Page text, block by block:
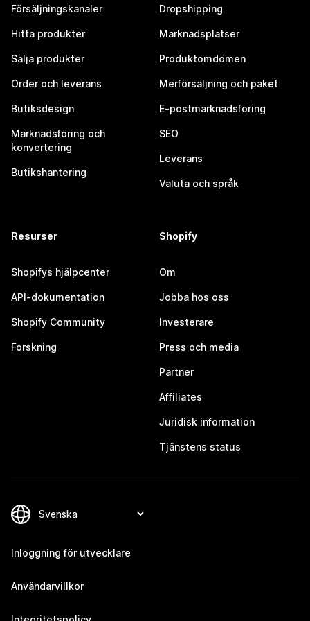
Försäljningskanaler
Hitta produkter
Sälja produkter
Order och leverans
Butiksdesign
Marknadsföring och
konvertering
Butikshantering
Dropshipping
Marknadsplatser
Produktomdömen
Merförsäljning och paket
E-postmarknadsföring
SEO
Leverans
Valuta och språk
Resurser
Shopifys hjälpcenter
API-dokumentation
Shopify Community
Forskning
Shopify
Om
Jobba hos oss
Investerare
Press och media
Partner
Affiliates
Juridisk information
Tjänstens status
Inloggning för utvecklare
Användarvillkor